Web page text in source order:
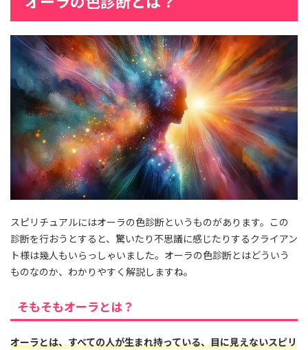
スピリチュアルにはオーラの色診断というものがあります。この
診断を行おうとすると、驚いたり不思議に感じたりするクライアン
ト様は幾人もいらっしゃいました。オーラの色診断とはどういう
ものなのか、わかりやすく解説しますね。
そもそもオーラとは？
オーラとは、すべての人が生まれ持っている、目に見えないスピリ